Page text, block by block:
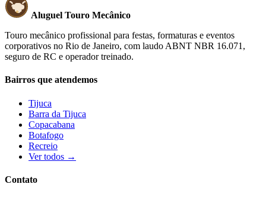
Aluguel Touro Mecânico
Touro mecânico profissional para festas, formaturas e eventos
corporativos no Rio de Janeiro, com laudo ABNT NBR 16.071,
seguro de RC e operador treinado.
Bairros que atendemos
Tijuca
Barra da Tijuca
Copacabana
Botafogo
Recreio
Ver todos →
Contato